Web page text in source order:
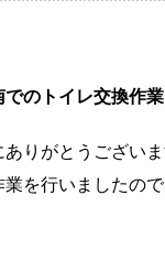
でのトイレ交換作業
りがとうござい
を行いましたの